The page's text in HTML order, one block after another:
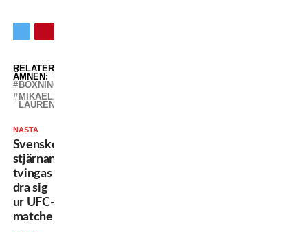
RELATERADE
ÄMNEN:
BOXNING
MIKAELA
LAURÉN
NÄSTA
Svenske
stjärnan
tvingas
dra sig
ur UFC-
matchen